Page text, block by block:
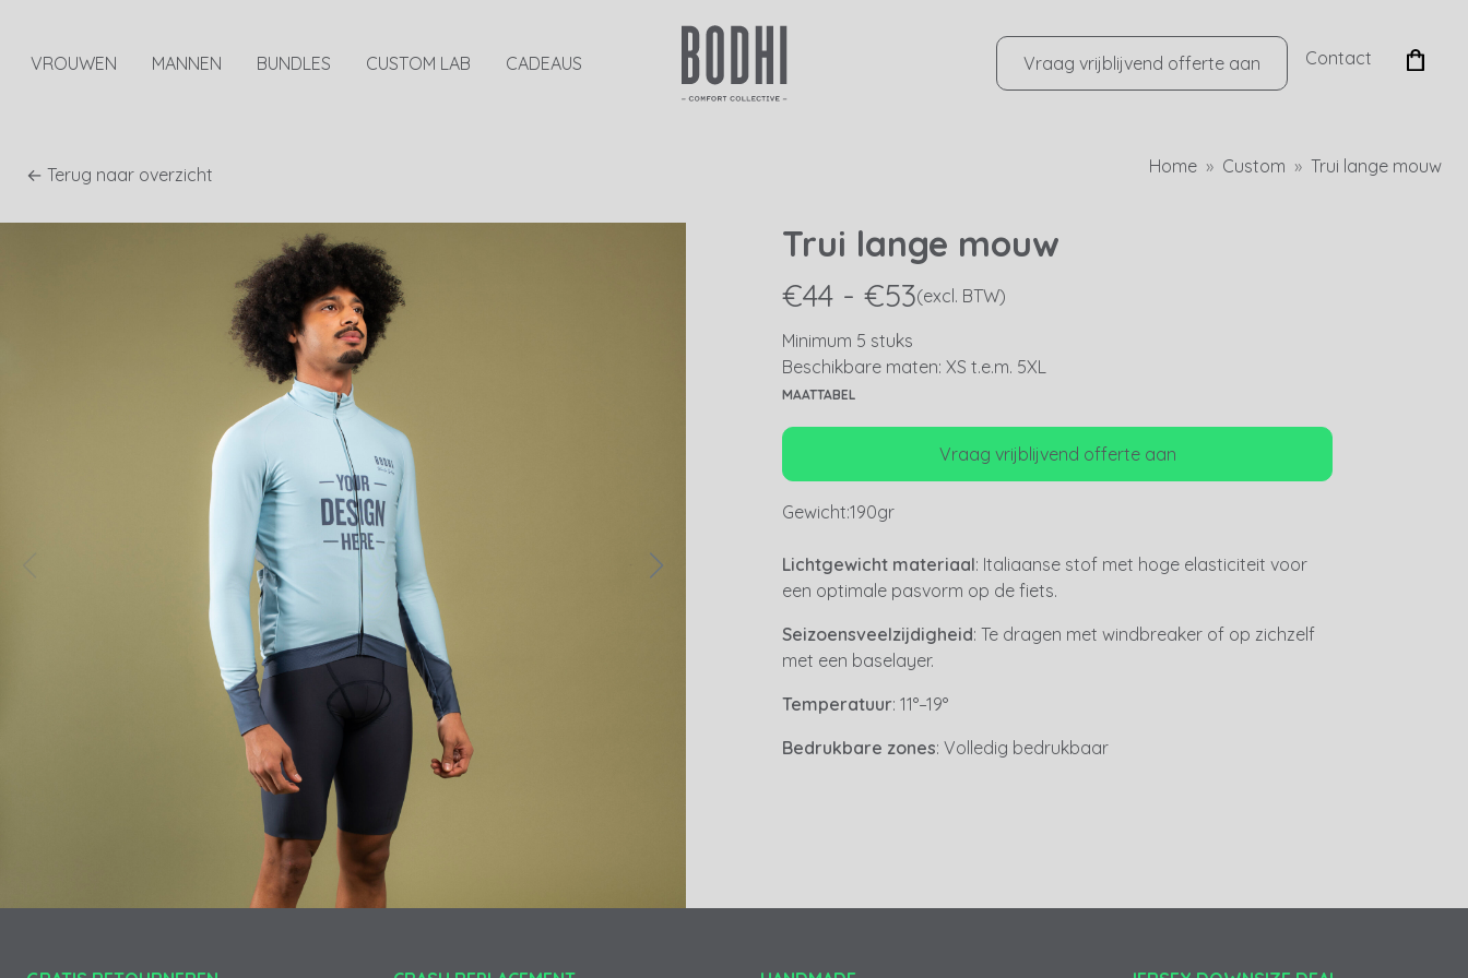
VROUWEN MANNEN BUNDLES CUSTOM LAB CADEAUS Vraag vrijblijvend offerte aan Contact
← Terug naar overzicht Home Custom Trui lange mouw
Trui lange mouw
€44 - €53(excl. BTW)
Minimum 5 stuks
Beschikbare maten: XS t.e.m. 5XL
MAATTABEL
Vraag vrijblijvend offerte aan
Gewicht:190gr
Lichtgewicht materiaal: Italiaanse stof met hoge elasticiteit voor
een optimale pasvorm op de fiets.
Seizoensveelzijdigheid: Te dragen met windbreaker of op zichzelf
met een baselayer.
Temperatuur: 11°–19°
Bedrukbare zones: Volledig bedrukbaar